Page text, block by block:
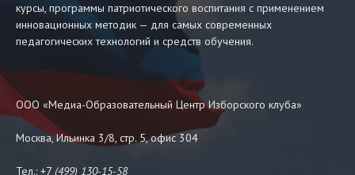
курсы, программы патриотического воспитания с применением
инновационных методик — для самых современных
педагогических технологий и средств обучения.
ООО «Медиа-Образовательный Центр Изборского клуба»
Москва, Ильинка 3/8, стр. 5, офис 304
Тел.: +7 (499) 130-15-58